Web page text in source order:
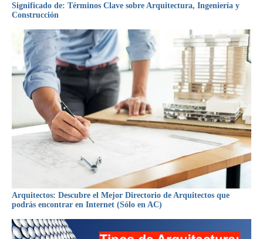
Significado de: Términos Clave sobre Arquitectura, Ingeniería y
Construcción
Arquitectos: Descubre el Mejor Directorio de Arquitectos que
podrás encontrar en Internet (Sólo en AC)